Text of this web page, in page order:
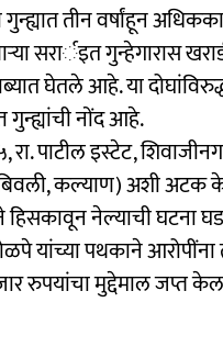
तीन वर्षांहून
सरार्इत गुन्हेगारास
घेतले आहे. या
गुन्ह्यांची नोंद आहे.
पाटील इस्टेट,
कल्याण) अशी
नेल्याची घटना
यांच्या पथकाने
रुपयांचा मुद्देमाल जप्त